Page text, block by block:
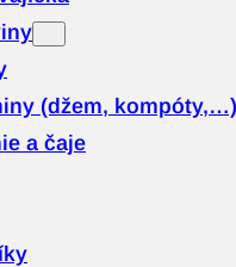
(džem, kompóty,…)
a čaje